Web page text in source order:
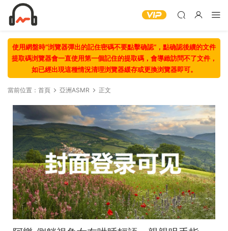
使用網盤時“浏覽器彈出的記住密碼不要點擊确認“，點确認後續的文件
提取碼浏覽器會一直使用第一個記住的提取碼，會導緻訪問不了文件，
如已經出現這種情況清理浏覽器緩存或更換浏覽器即可。
當前位置： 首頁 亞洲ASMR 正文